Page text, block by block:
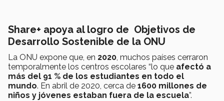
Share+ apoya al logro de Objetivos de
Desarrollo Sostenible de la ONU
La ONU expone que, en 2020, muchos países cerraron
temporalmente los centros escolares “lo que afectó a
más del 91 % de los estudiantes en todo el
mundo. En abril de 2020, cerca de 1600 millones de
niños y jóvenes estaban fuera de la escuela”.